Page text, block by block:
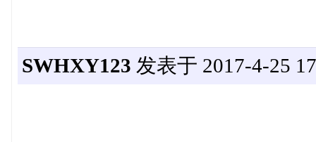
SWHXY123 发表于 2017-4-25